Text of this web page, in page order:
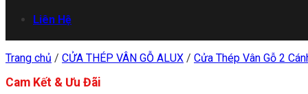
Liên Hệ
Trang chủ / CỬA THÉP VÂN GỖ ALUX / Cửa Thép Vân Gỗ 2
Cam Kết & Ưu Đãi